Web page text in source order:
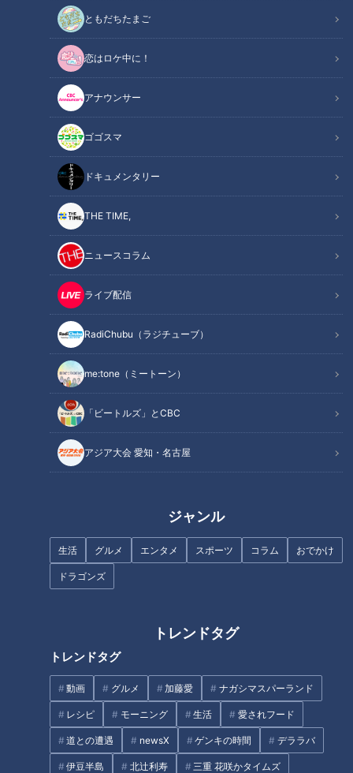
ともだちたまご
恋はロケ中に！
アナウンサー
ゴゴスマ
ドキュメンタリー
THE TIME,
ニュースコラム
ライブ配信
RadiChubu（ラジチューブ）
me:tone（ミートーン）
「ビートルズ」とCBC
アジア大会 愛知・名古屋
ジャンル
生活 グルメ エンタメ スポーツ コラム おでかけ
ドラゴンズ
トレンドタグ
トレンドタグ
動画 グルメ 加藤愛 ナガシマスパーランド
レシピ モーニング 生活 愛されフード
道との遭遇 newsX ゲンキの時間 デララバ
伊豆半島 北辻利寿 三重 花咲かタイムズ
毎週月～金曜日の夕方にCBCテレビで放送している情報番組
【チャント！】。
毎週水曜日の人気コーナー『全力！お助けちゃん』では毎回、
何事にも全力で取り組むBOYS AND MENの平松賢人が皆さん
のお悩みをサポートしています。
今回は、中1・小5・小3の息子さんをお持ちのお母さん・Tさ
んから切実な悩みが寄せられました。
「昨年3月からの臨時休校期間中、子どもたちが家の壁に落書
きをしたり穴をあけたりしてしまいました。助けてくださ
Tさん宅にお邪魔した平松くん。壁に空いた穴を見て「想像の
5倍でかい！」と驚きます。この大きな穴以外にも幾つもの穴
や落書きがあって壁はボロボロ…。